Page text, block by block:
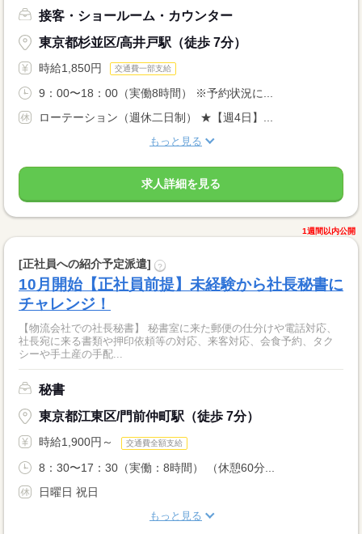
接客・ショールーム・カウンター
東京都杉並区/高井戸駅（徒歩 7分）
時給1,850円 交通費一部支給
9：00〜18：00（実働8時間） ※予約状況に...
ローテーション（週休二日制） ★【週4日】...
もっと見る
求人詳細を見る
1週間以内公開
[正社員への紹介予定派遣] ?
10月開始【正社員前提】未経験から社長秘書に
チャレンジ！
【物流会社での社長秘書】 秘書室に来た郵便の仕分けや電話対応、
社長宛に来る書類や押印依頼等の対応、来客対応、会食予約、タク
シーや手土産の手配...
秘書
東京都江東区/門前仲町駅（徒歩 7分）
時給1,900円～ 交通費全額支給
8：30〜17：30（実働：8時間） （休憩60分...
日曜日 祝日
もっと見る